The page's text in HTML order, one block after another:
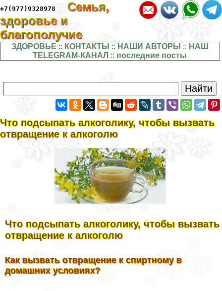
+7(977)9328978
Семья,
здоровье и
благополучие
ЗДОРОВЬЕ :: КОНТАКТЫ :: НАШИ АВТОРЫ :: НАШ
TELEGRAM-КАНАЛ :: последние посты
Что подсыпать алкоголику, чтобы вызвать
отвращение к алкоголю
Что подсыпать алкоголику, чтобы вызвать
отвращение к алкоголю
Как вызвать отвращение к спиртному в
домашних условиях?